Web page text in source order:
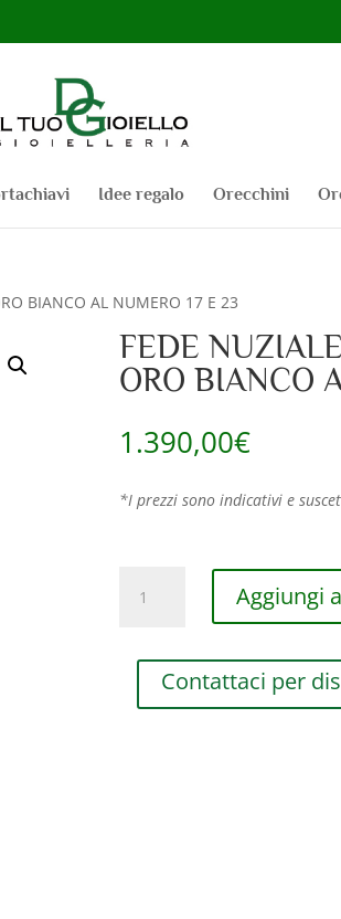
Idee regalo Orecchini
BIANCO AL NUMERO 17 E 23
FEDE
ORO BIANCO
1.390,00€
*I prezzi sono indicativi e
NUZIALE
ORO
Aggiungi
Contattaci per